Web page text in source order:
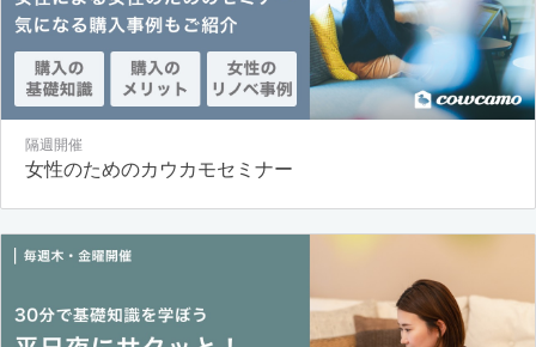
隔週開催
女性のためのカウカモセミナー